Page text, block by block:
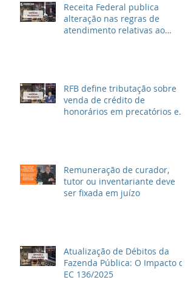
Receita Federal publica
alteração nas regras de
atendimento relativas ao
RFB define tributação sobre
venda de crédito de
honorários em precatórios e
Remuneração de curador,
tutor ou inventariante deve
ser fixada em juízo
Atualização de Débitos da
Fazenda Pública: O Impacto da
EC 136/2025